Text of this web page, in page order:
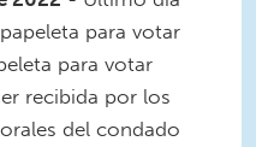
para votar
para votar
recibida por los
del condado